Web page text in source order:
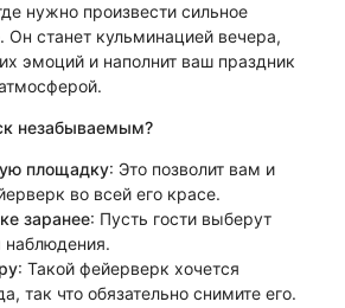
нужно произвести сильное
Он станет кульминацией вечера,
эмоций и наполнит ваш праздник
незабываемым?
площадку: Это позволит вам и
во всей его красе.
заранее: Пусть гости выберут
: Такой фейерверк хочется
так что обязательно снимите его.